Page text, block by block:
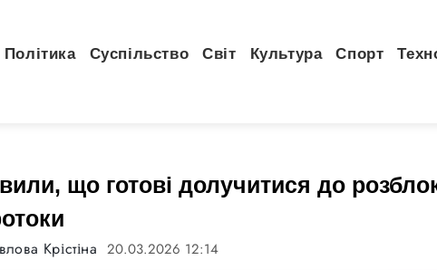
Політика Суспільство Світ Культура Спорт
що готові долучитися до
Крістіна 20.03.2026 12:14